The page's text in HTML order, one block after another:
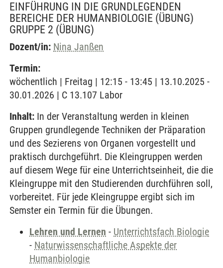
EINFÜHRUNG IN DIE GRUNDLEGENDEN
BEREICHE DER HUMANBIOLOGIE (ÜBUNG)
GRUPPE 2 (ÜBUNG)
Dozent/in: Nina Janßen
Termin:
wöchentlich | Freitag | 12:15 - 13:45 | 13.10.2025 -
30.01.2026 | C 13.107 Labor
Inhalt: In der Veranstaltung werden in kleinen
Gruppen grundlegende Techniken der Präparation
und des Sezierens von Organen vorgestellt und
praktisch durchgeführt. Die Kleingruppen werden
auf diesem Wege für eine Unterrichtseinheit, die die
Kleingruppe mit den Studierenden durchführen soll,
vorbereitet. Für jede Kleingruppe ergibt sich im
Semster ein Termin für die Übungen.
Lehren und Lernen - Unterrichtsfach Biologie
- Naturwissenschaftliche Aspekte der
Humanbiologie